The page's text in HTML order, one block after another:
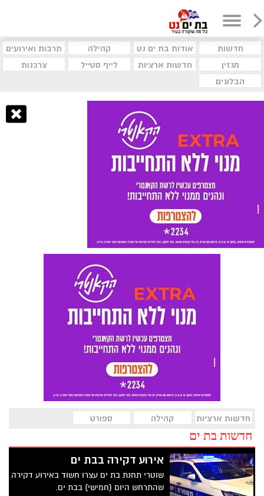
חדשות אודות בת ים נט קהילה
תרבות ואירועים
מגזין
חדשות ארציות לייף סטייל
צרכנות
הבלוגים
חדשות ארציות קהילה ספורט
חדשות בת ים
אירוע דקירה בבת ים
שוטרי תחנת בת ים עצרו חשוד באירוע דקירה
שהתרחש היום (חמישי) בבת ים.